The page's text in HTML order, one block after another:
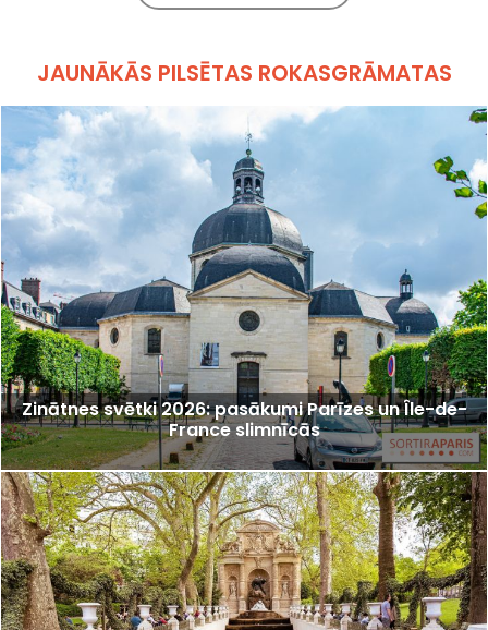
JAUNĀKĀS PILSĒTAS ROKASGRĀMATAS
Zinātnes svētki 2026: pasākumi Parīzes un Île-de-
France slimnīcās